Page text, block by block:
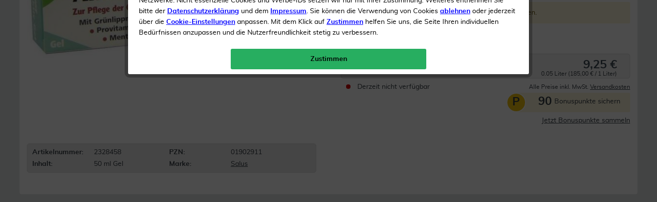
Artikelnummer: 2328458 PZN:
01902911
Inhalt:
50 ml Gel Marke: Salus
Der Artikel wird in dieser Form nicht mehr angeboten.
9,25 €
0.05 Liter (185,00 € / 1 Liter)
Derzeit nicht verfügbar Alle Preise inkl. MwSt. Versandkosten
P 90 Bonuspunkte sichern
Jetzt Bonuspunkte sammeln
bitte der Datenschutzerklärung und dem Impressum. Sie können die Verwendung von Cookies ablehnen oder jederzeit
über die Cookie-Einstellungen anpassen. Mit dem Klick auf Zustimmen helfen Sie uns, die Seite Ihren individuellen
Bedürfnissen anzupassen und die Nutzerfreundlichkeit stetig zu verbessern.
Zustimmen